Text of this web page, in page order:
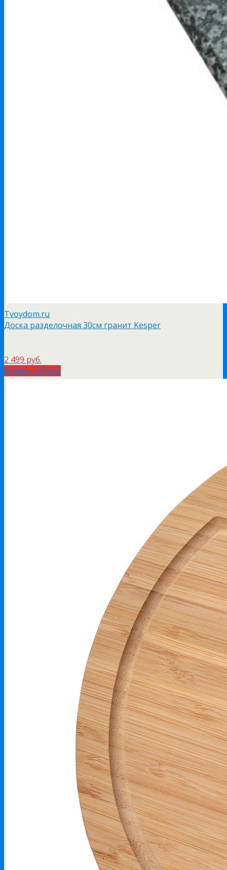
Tvoydom.ru
Доска разделочная 30см гранит Kesper
2 499 руб.
Купить сейчас